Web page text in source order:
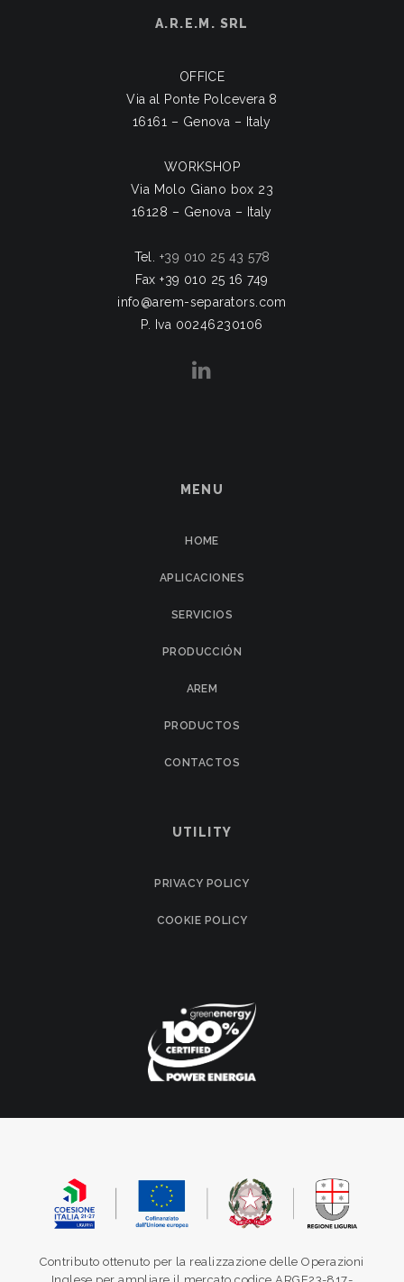
A.R.E.M. SRL
OFFICE
Via al Ponte Polcevera 8
16161 – Genova – Italy
WORKSHOP
Via Molo Giano box 23
16128 – Genova – Italy
Tel. +39 010 25 43 578
Fax +39 010 25 16 749
info@arem-separators.com
P. Iva 00246230106
MENU
HOME
APLICACIONES
SERVICIOS
PRODUCCIÓN
AREM
PRODUCTOS
CONTACTOS
UTILITY
PRIVACY POLICY
COOKIE POLICY
Contributo ottenuto per la realizzazione delle Operazioni